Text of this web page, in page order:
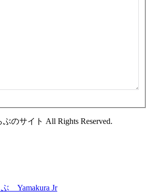
のサイト All Rights Reserved.
Yamakura Jr